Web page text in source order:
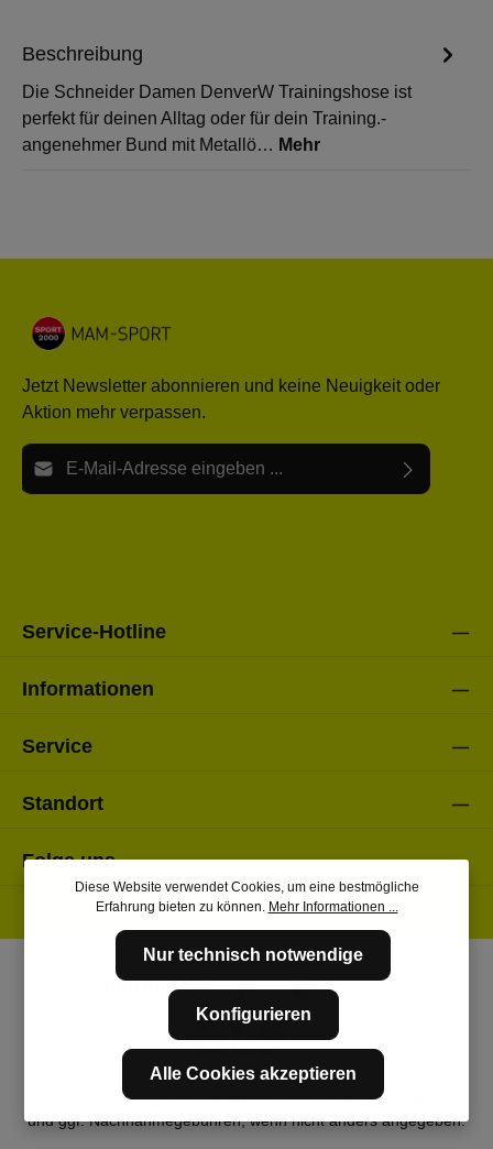
Beschreibung
Die Schneider Damen DenverW Trainingshose ist
perfekt für deinen Alltag oder für dein Training.-
angenehmer Bund mit Metallö… Mehr
Jetzt Newsletter abonnieren und keine Neuigkeit oder
Aktion mehr verpassen.
E-Mail-Adresse*
Service-Hotline
Informationen
Service
Standort
Folge uns
* Alle Preise inkl. gesetzl. Mehrwertsteuer zzgl.Versandkosten
und ggf. Nachnahmegebühren, wenn nicht anders angegeben.
Diese Website verwendet Cookies, um eine bestmögliche
Erfahrung bieten zu können. Mehr Informationen ...
Nur technisch notwendige
Konfigurieren
Alle Cookies akzeptieren